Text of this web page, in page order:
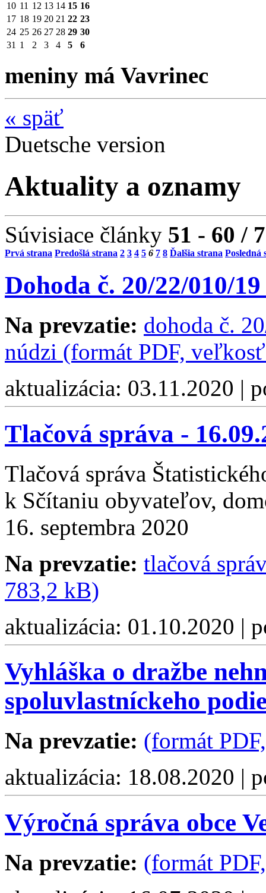
10 11 12 13 14 15 16
17 18 19 20 21 22 23
24 25 26 27 28 29 30
31 1 2 3 4 5 6
meniny má Vavrinec
« späť
Duetsche version
Aktuality a oznamy
Súvisiace články 51 - 60 /
Prvá strana Predošlá strana 2 3 4 5 6 7 8 Ďalšia strana Posledná
Dohoda č. 20/22/010/
Na prevzatie: dohoda č.
núdzi (formát PDF,
aktualizácia: 03.11.2020 |
Tlačová správa -
Tlačová správa
k Sčítaniu obyvateľov,
16. septembra 2020
Na prevzatie: tlačová
783,2 kB)
aktualizácia: 01.10.2020 |
Vyhláška o dražbe
spoluvlastníckeho
Na prevzatie: (formát
aktualizácia: 18.08.2020 |
Výročná správa obce
Na prevzatie: (formát